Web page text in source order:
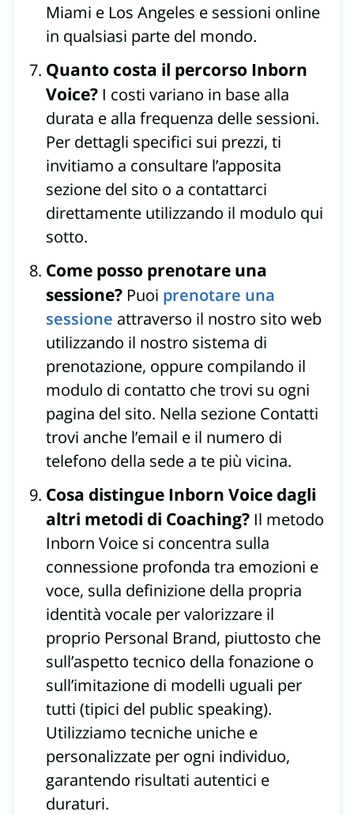
Miami e Los Angeles e sessioni online
in qualsiasi parte del mondo.
Quanto costa il percorso Inborn
Voice? I costi variano in base alla
durata e alla frequenza delle sessioni.
Per dettagli specifici sui prezzi, ti
invitiamo a consultare l’apposita
sezione del sito o a contattarci
direttamente utilizzando il modulo qui
sotto.
Come posso prenotare una
sessione? Puoi prenotare una
sessione attraverso il nostro sito web
utilizzando il nostro sistema di
prenotazione, oppure compilando il
modulo di contatto che trovi su ogni
pagina del sito. Nella sezione Contatti
trovi anche l’email e il numero di
telefono della sede a te più vicina.
Cosa distingue Inborn Voice dagli
altri metodi di Coaching? Il metodo
Inborn Voice si concentra sulla
connessione profonda tra emozioni e
voce, sulla definizione della propria
identità vocale per valorizzare il
proprio Personal Brand, piuttosto che
sull’aspetto tecnico della fonazione o
sull’imitazione di modelli uguali per
tutti (tipici del public speaking).
Utilizziamo tecniche uniche e
personalizzate per ogni individuo,
garantendo risultati autentici e
duraturi.